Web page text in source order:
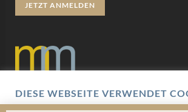
JETZT ANMELDEN
Datenschutz
DIESE WEBSEITE VERWENDET
Wir verwenden Cookies um Ihnen eine